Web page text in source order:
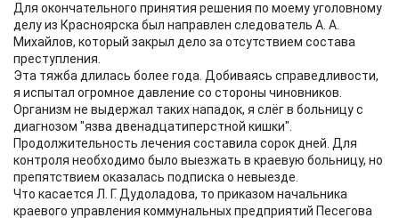
Для окончательного принятия решения по моему уголовному
делу из Красноярска был направлен следователь А. А.
Михайлов, который закрыл дело за отсутствием состава
преступления.
Эта тяжба длилась более года. Добиваясь справедливости,
я испытал огромное давление со стороны чиновников.
Организм не выдержал таких нападок, я слёг в больницу с
диагнозом "язва двенадцатиперстной кишки".
Продолжительность лечения составила сорок дней. Для
контроля необходимо было выезжать в краевую больницу, но
препятствием оказалась подписка о невыезде.
Что касается Л. Г. Дудоладова, то приказом начальника
краевого управления коммунальных предприятий Песегова